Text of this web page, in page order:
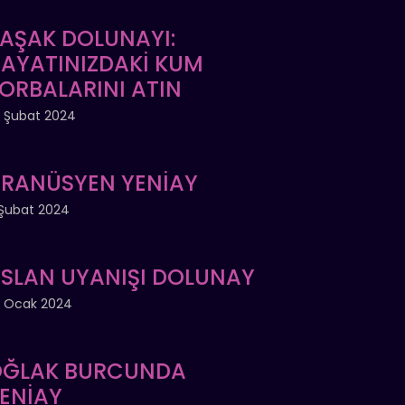
DOLUNAYI:
KUM
ATIN
Şubat 2024
YENİAY
2024
UYANIŞI DOLUNAY
Ocak 2024
BURCUNDA